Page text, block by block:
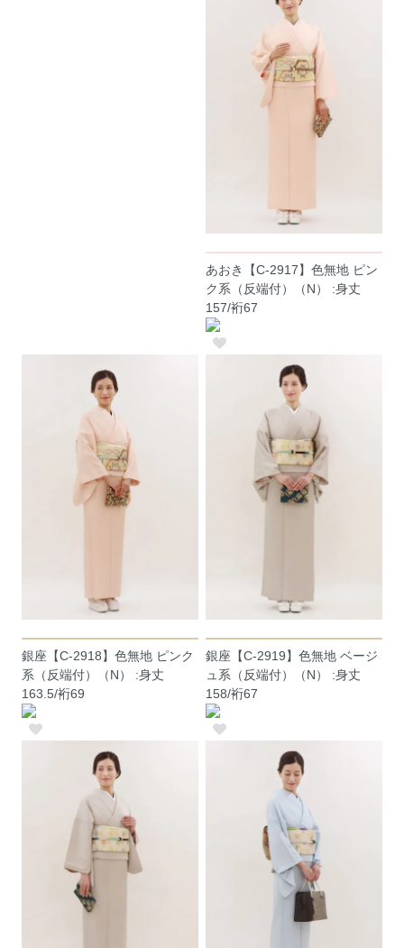
あおき【C-2917】色無地 ピン
ク系（反端付）（N） :身丈
157/裄67
銀座【C-2918】色無地 ピンク
系（反端付）（N） :身丈
163.5/裄69
銀座【C-2919】色無地 ベージ
ュ系（反端付）（N） :身丈
158/裄67